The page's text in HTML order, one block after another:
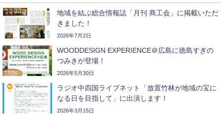
地域を結ぶ総合情報誌「月刊 商工会」に掲載いただ
きました！
2026年7月2日
WOODDESIGN EXPERIENCE＠広島に徳島すぎの
つみきが登場！
2026年5月30日
ラジオ中四国ライブネット「放置竹林が地域の宝に
なる日を目指して」に出演します！
2026年3月15日